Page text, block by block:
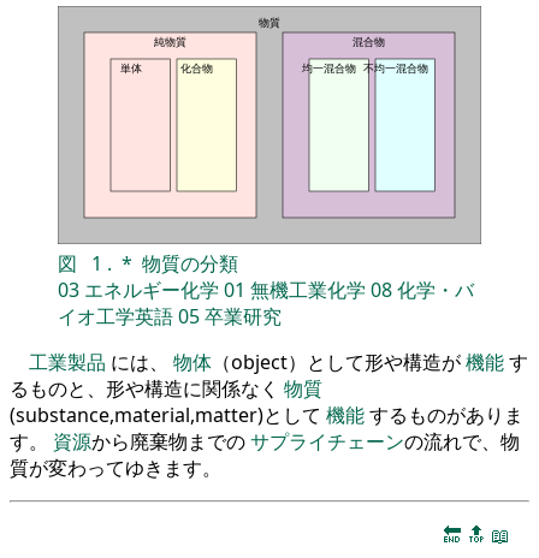
物質
純物質
単体
化合物
混合物
均一混合物 不均一混合物
図 1 . * 物質の分類
03 エネルギー化学 01 無機工業化学 08化学・バ
イオ工学英語05卒業研究
工業製品 には、 物体 （object）として形や構造が機能す
るものと、形や構造に関係なく 物質
(substance,material,matter)として 機能するものがありま
す。 資源から廃棄物までのサプライチェーンの流れで、物
質が変わってゆきます。
🔚 🔝 📖